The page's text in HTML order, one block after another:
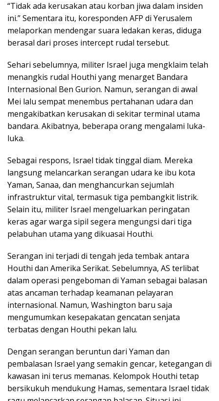
“Tidak ada kerusakan atau korban jiwa dalam insiden
ini.” Sementara itu, koresponden AFP di Yerusalem
melaporkan mendengar suara ledakan keras, diduga
berasal dari proses intercept rudal tersebut.
Sehari sebelumnya, militer Israel juga mengklaim telah
menangkis rudal Houthi yang menarget Bandara
Internasional Ben Gurion. Namun, serangan di awal
Mei lalu sempat menembus pertahanan udara dan
mengakibatkan kerusakan di sekitar terminal utama
bandara. Akibatnya, beberapa orang mengalami luka-
luka.
Sebagai respons, Israel tidak tinggal diam. Mereka
langsung melancarkan serangan udara ke ibu kota
Yaman, Sanaa, dan menghancurkan sejumlah
infrastruktur vital, termasuk tiga pembangkit listrik.
Selain itu, militer Israel mengeluarkan peringatan
keras agar warga sipil segera mengungsi dari tiga
pelabuhan utama yang dikuasai Houthi.
Serangan ini terjadi di tengah jeda tembak antara
Houthi dan Amerika Serikat. Sebelumnya, AS terlibat
dalam operasi pengeboman di Yaman sebagai balasan
atas ancaman terhadap keamanan pelayaran
internasional. Namun, Washington baru saja
mengumumkan kesepakatan gencatan senjata
terbatas dengan Houthi pekan lalu.
Dengan serangan beruntun dari Yaman dan
pembalasan Israel yang semakin gencar, ketegangan di
kawasan ini terus memanas. Kelompok Houthi tetap
bersikukuh mendukung Hamas, sementara Israel tidak